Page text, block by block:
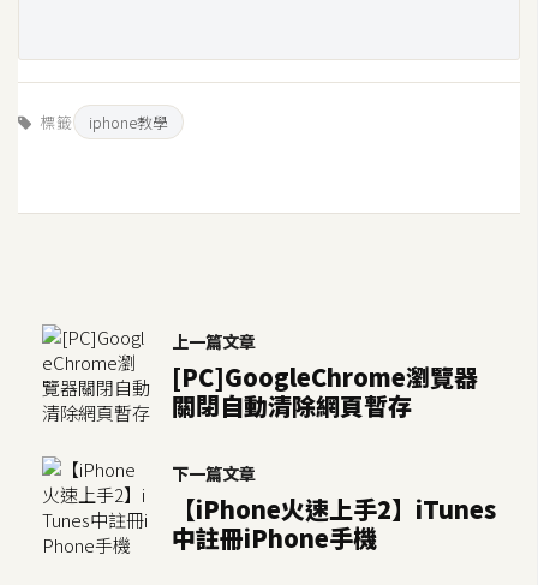
標籤 iphone教學
上一篇文章
[PC]GoogleChrome瀏覽器
關閉自動清除網頁暫存
下一篇文章
【iPhone火速上手2】iTunes
中註冊iPhone手機